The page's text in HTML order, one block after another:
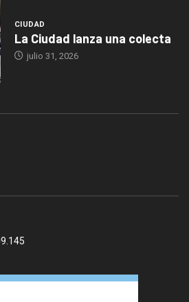
CIUDAD
La Ciudad lanza una colecta
julio 31, 2026